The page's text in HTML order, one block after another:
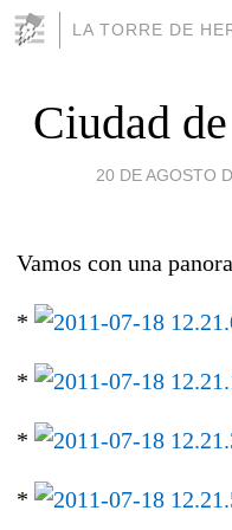
LA TORRE DE
Ciudad
20 DE AGOSTO
Vamos con una
*
*
*
*